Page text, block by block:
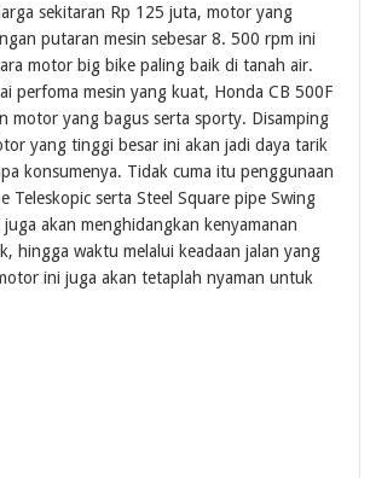
sekitaran Rp 125 juta, motor yang
putaran mesin sebesar 8. 500 rpm ini
motor big bike paling baik di tanah air.
perfoma mesin yang kuat, Honda CB 500F
motor yang bagus serta sporty. Disamping
yang tinggi besar ini akan jadi daya tarik
konsumenya. Tidak cuma itu penggunaan
Teleskopic serta Steel Square pipe Swing
akan menghidangkan kenyamanan
hingga waktu melalui keadaan jalan yang
ini juga akan tetaplah nyaman untuk